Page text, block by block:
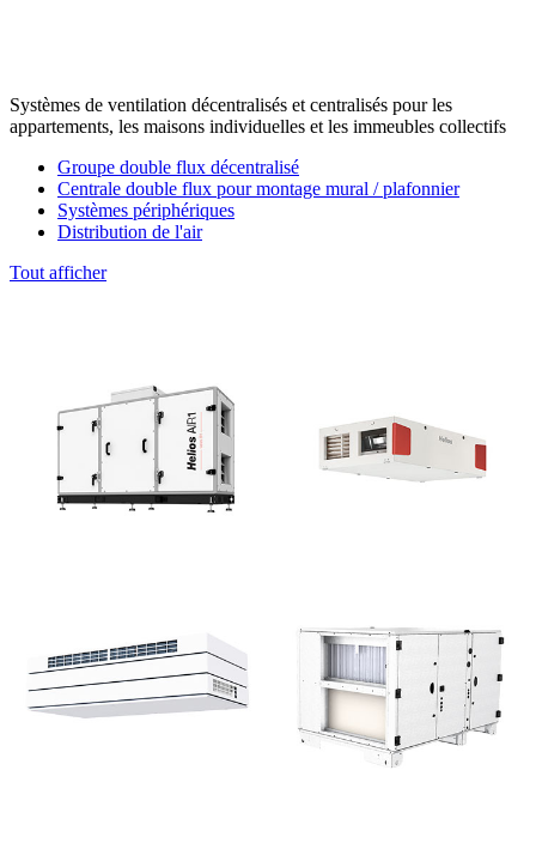
Systèmes de ventilation décentralisés et centralisés pour les
appartements, les maisons individuelles et les immeubles collectifs
Groupe double flux décentralisé
Centrale double flux pour montage mural / plafonnier
Systèmes périphériques
Distribution de l'air
Tout afficher